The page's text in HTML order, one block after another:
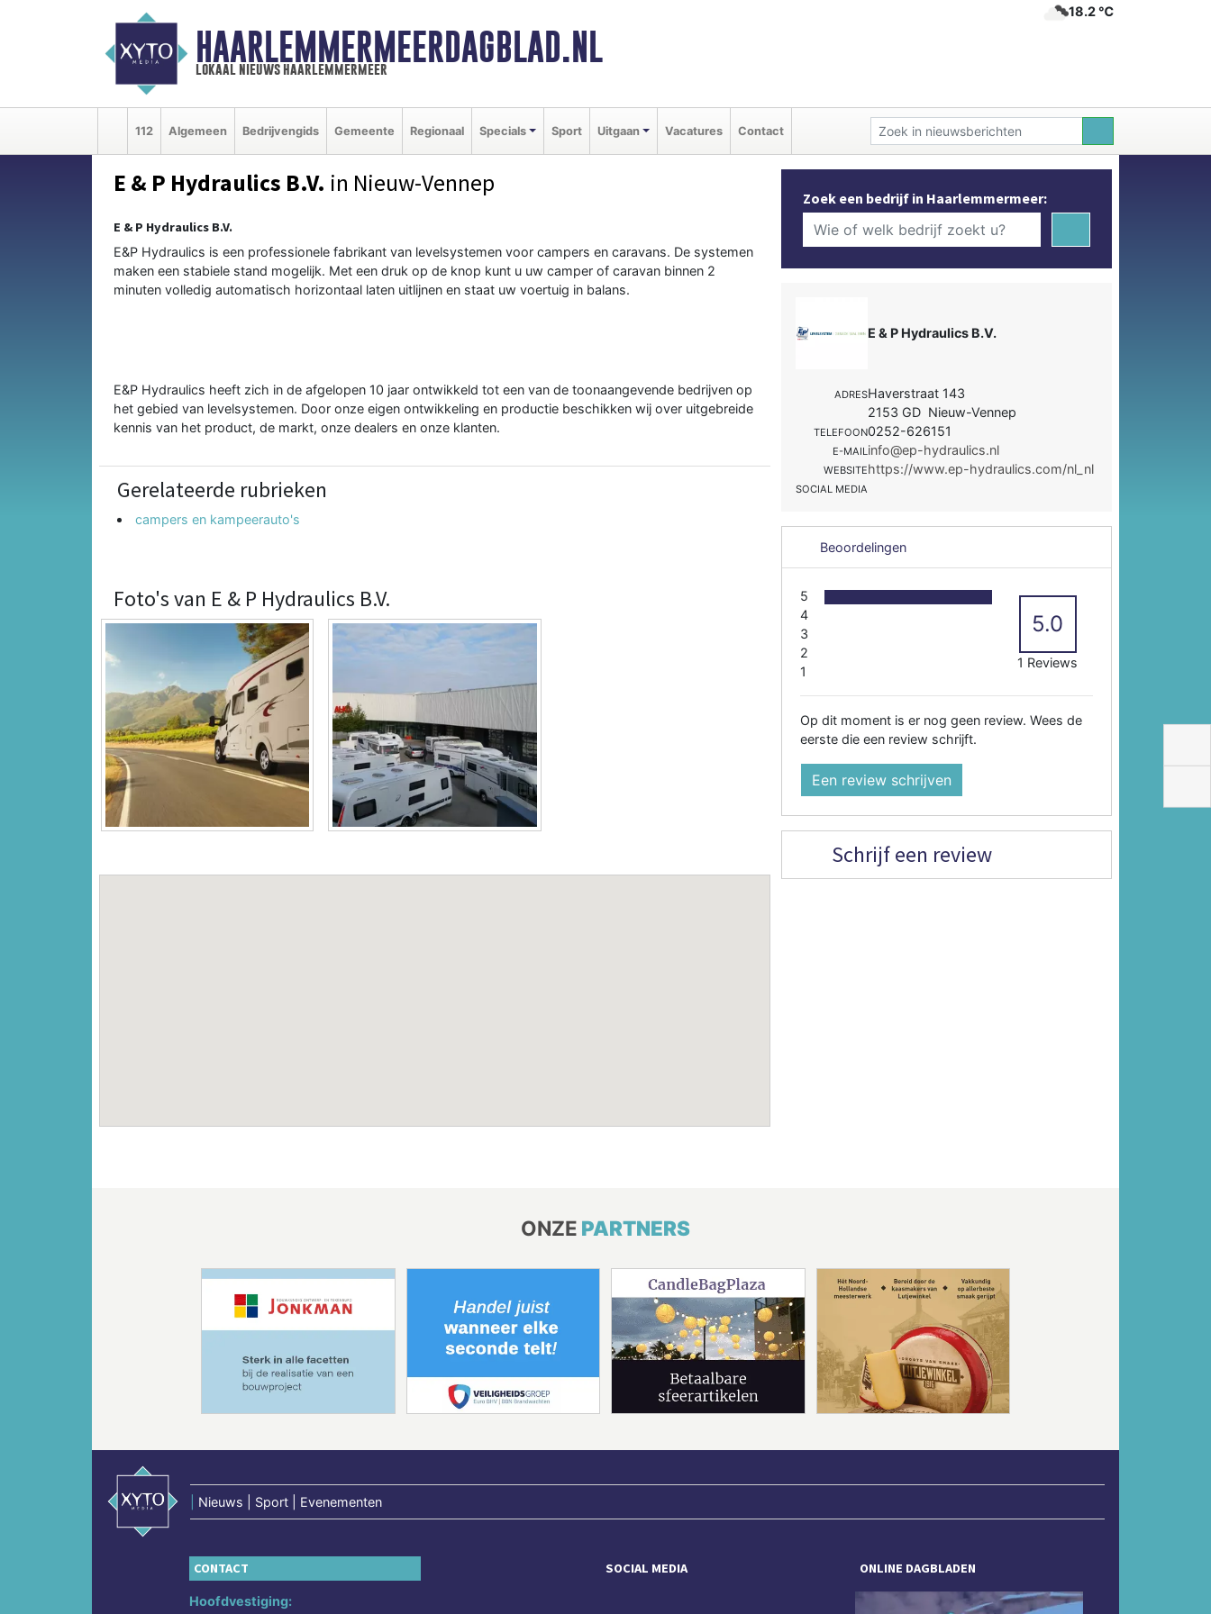
HAARLEMMERMEERDAGBLAD.NL
lokaal nieuws haarlemmermeer
18.2 ℃
112 Algemeen Bedrijvengids Gemeente Regionaal Specials Sport Uitgaan Vacatures Contact
E & P Hydraulics B.V. in Nieuw-Vennep
E & P Hydraulics B.V.
E&P Hydraulics is een professionele fabrikant van levelsystemen voor campers en caravans. De systemen
maken een stabiele stand mogelijk. Met een druk op de knop kunt u uw camper of caravan binnen 2
minuten volledig automatisch horizontaal laten uitlijnen en staat uw voertuig in balans.
E&P Hydraulics heeft zich in de afgelopen 10 jaar ontwikkeld tot een van de toonaangevende bedrijven op
het gebied van levelsystemen. Door onze eigen ontwikkeling en productie beschikken wij over uitgebreide
kennis van het product, de markt, onze dealers en onze klanten.
Gerelateerde rubrieken
campers en kampeerauto's
Foto's van E & P Hydraulics B.V.
Zoek een bedrijf in Haarlemmermeer:
E & P Hydraulics B.V.
ADRESHaverstraat 143
2153 GD Nieuw-Vennep
TELEFOON0252-626151
E-MAILinfo@ep-hydraulics.nl
WEBSITEhttps://www.ep-hydraulics.com/nl_nl
SOCIAL MEDIA
Beoordelingen
5
4
3
2
1
5.0
1 Reviews
Op dit moment is er nog geen review. Wees de
eerste die een review schrijft.
Een review schrijven
Schrijf een review
ONZE PARTNERS
Nieuws | Sport | Evenementen
CONTACT
Hoofdvestiging:
SOCIAL MEDIA ONLINE DAGBLADEN